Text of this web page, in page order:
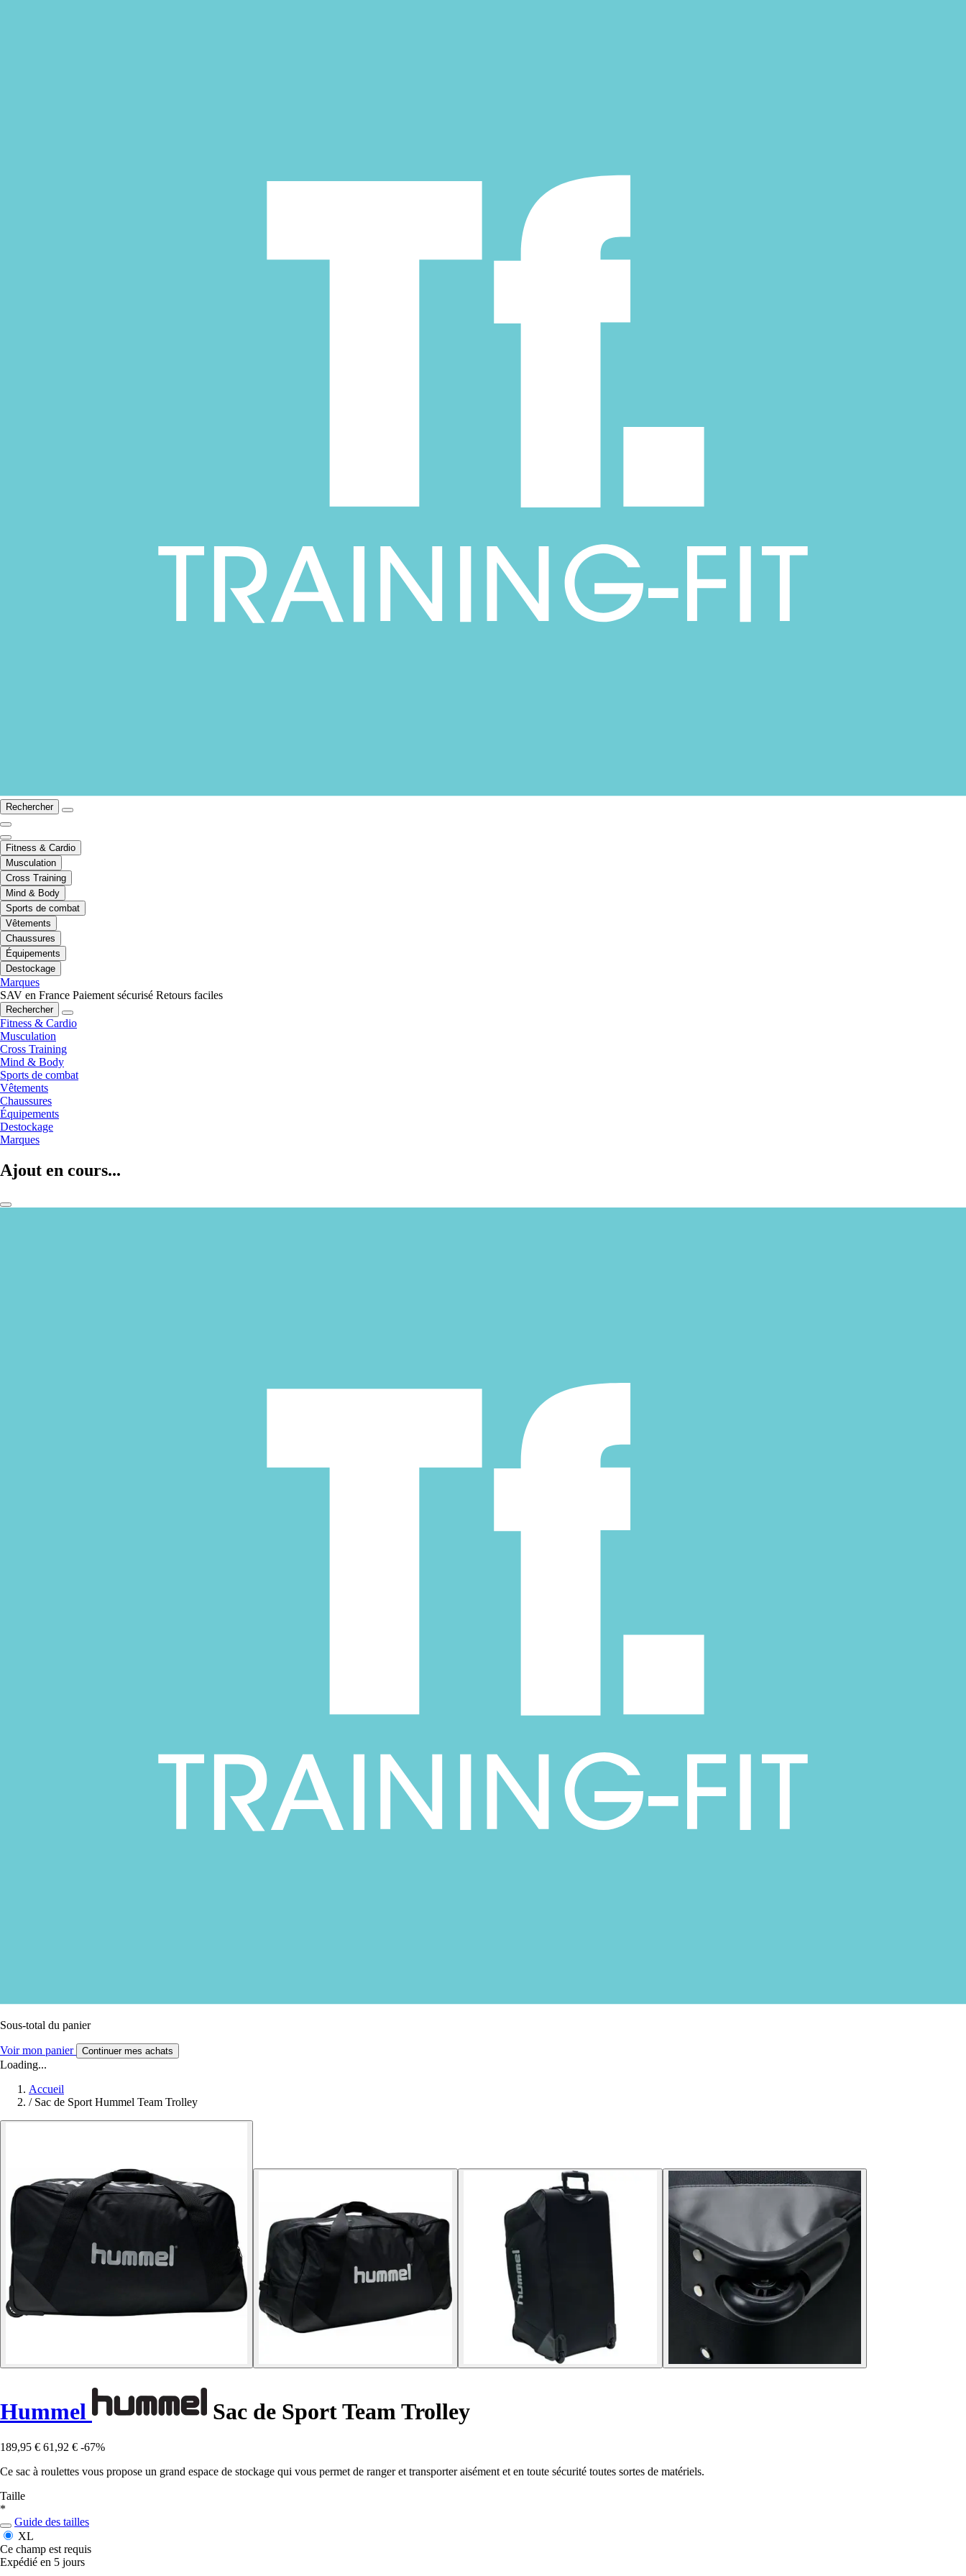
Rechercher
Fitness & Cardio
Musculation
Cross Training
Mind & Body
Sports de combat
Vêtements
Chaussures
Équipements
Destockage
Marques
SAV en France Paiement sécurisé Retours faciles
Rechercher
Fitness & Cardio
Musculation
Cross Training
Mind & Body
Sports de combat
Vêtements
Chaussures
Équipements
Destockage
Marques
Ajout en cours...
Sous-total du panier
Voir mon panier Continuer mes achats
Loading...
Accueil
/ Sac de Sport Hummel Team Trolley
Hummel Sac de Sport Team Trolley
189,95 € 61,92 € -67%
Ce sac à roulettes vous propose un grand espace de stockage qui vous permet de ranger et transporter aisément et en toute sécurité toutes sortes de matériels.
Taille
*
Guide des tailles
XL
Ce champ est requis
Expédié en 5 jours